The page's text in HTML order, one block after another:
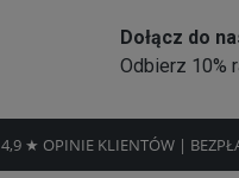
4,9 ★ OPINIE KLIENTÓW |